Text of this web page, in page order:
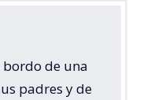
de una
padres y de